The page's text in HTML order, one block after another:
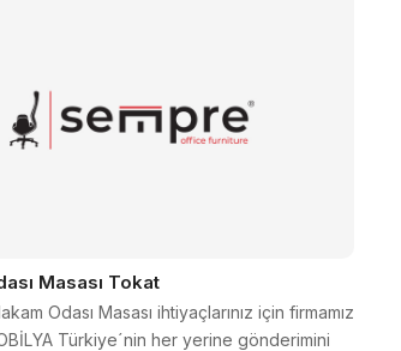
Masası Tokat
Odası Masası ihtiyaçlarınız için firmamız
Türkiye´nin her yerine gönderimini